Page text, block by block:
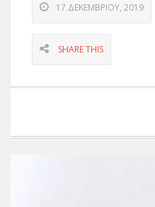
17 ΔΕΚΕΜΒΡΊΟΥ, 2019
SHARE THIS